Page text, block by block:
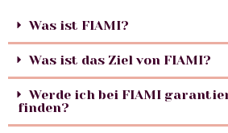
Was ist FIAMI?
Was ist das Ziel von FIAMI?
Werde ich bei FIAMI
finden?